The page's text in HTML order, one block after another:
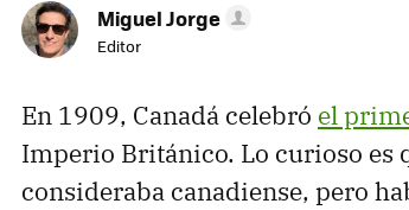
Miguel Jorge
Editor
En 1909, Canadá celebró el
Imperio Británico. Lo curioso es
consideraba canadiense, pero